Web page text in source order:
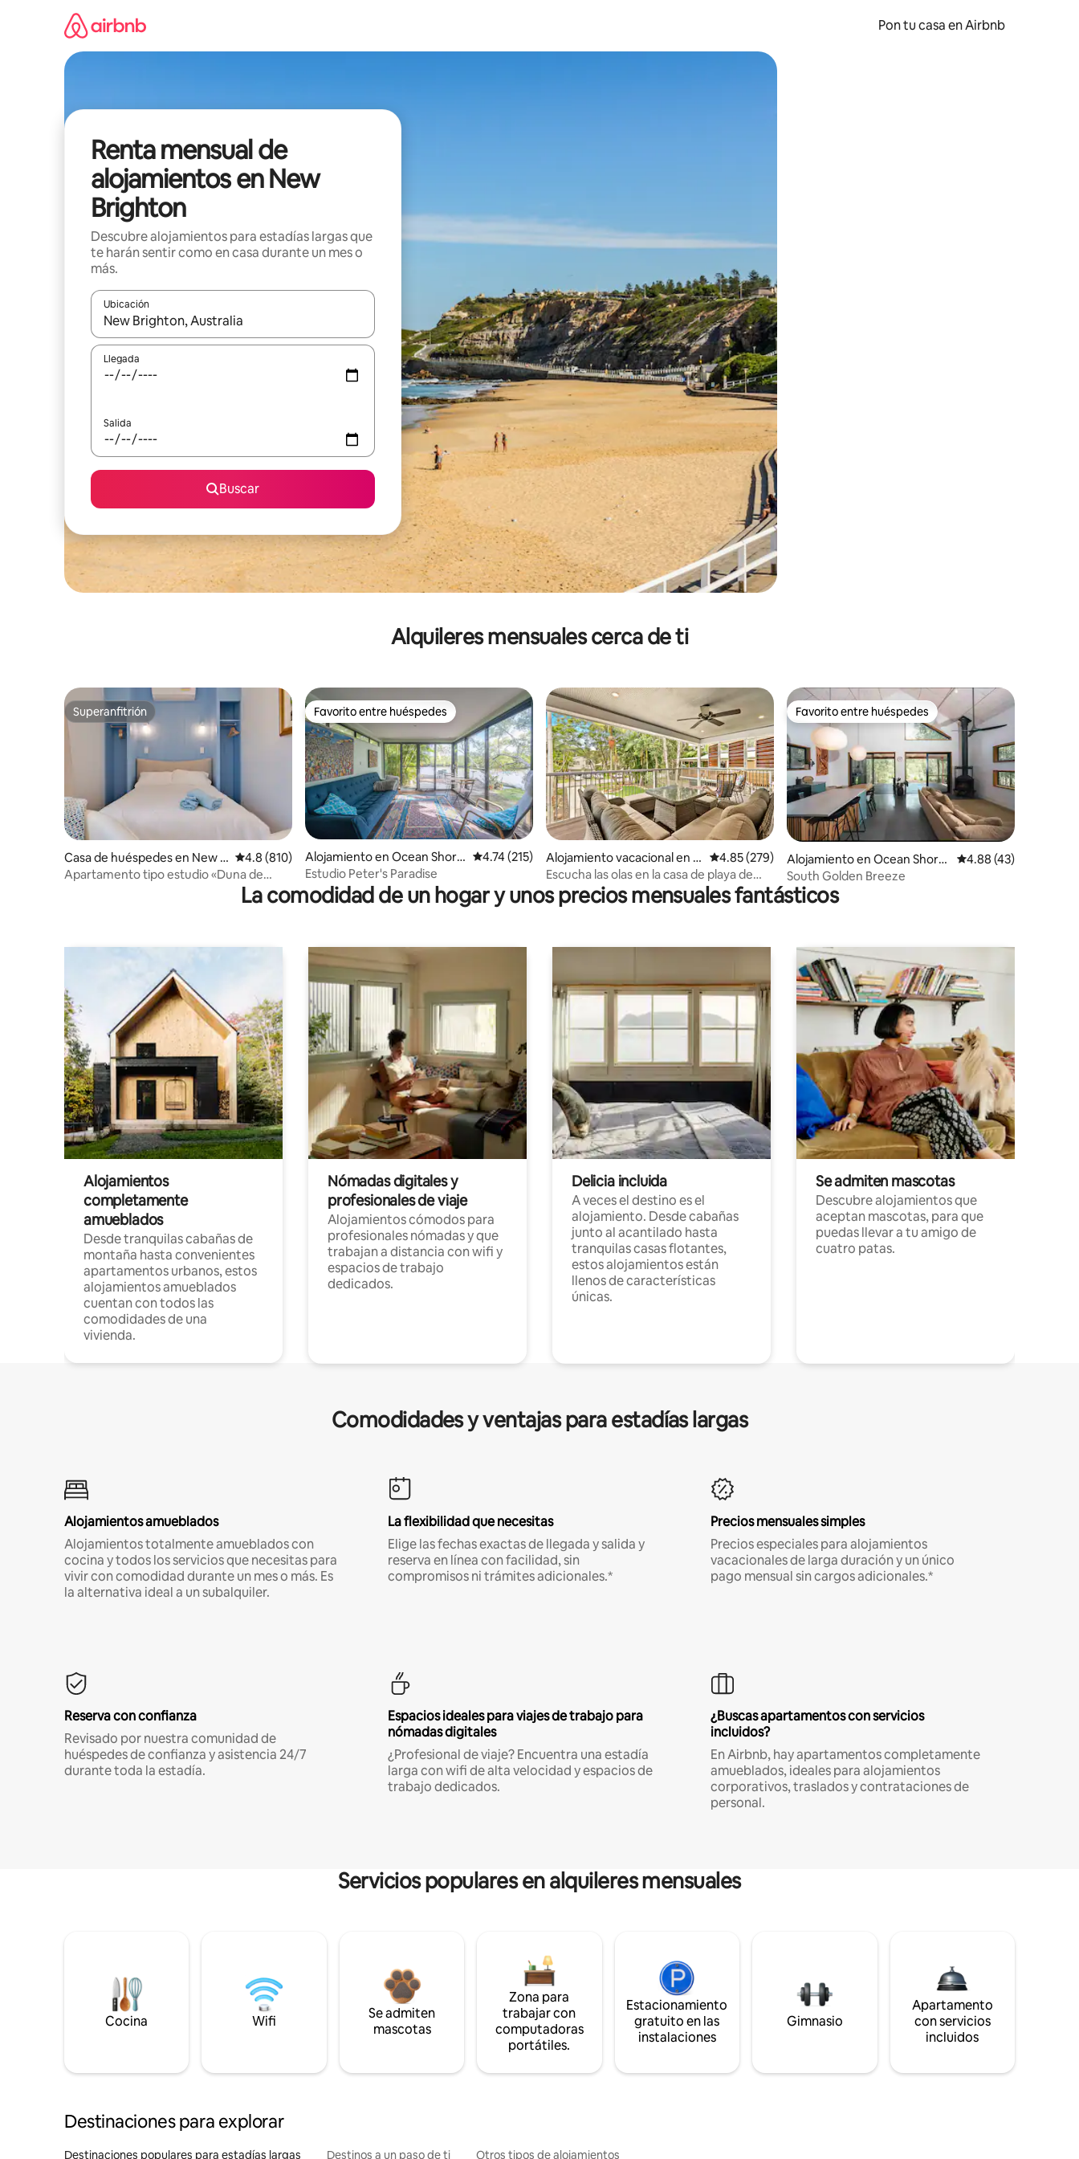
Pon tu casa en Airbnb
Renta mensual de
alojamientos en New
Brighton
Descubre alojamientos para estadías largas que
te harán sentir como en casa durante un mes o
más.
Ubicación
Cuando los resultados estén disponibles, navega con las teclas de flecha hacia arriba y hacia abajo o explora con el tacto o desliza el dedo.
Llegada
Salida
Buscar
Alquileres mensuales cerca de ti
Superanfitrión
Superanfitrión
Casa de huéspedes en New B
righton
Calificación promedio: 4.8 de 5, 810 reseñas
4.8 (810)
Apartamento tipo estudio «Duna de
Favorito entre huéspedes
Favorito entre huéspedes
Alojamiento en Ocean Shore
s
Calificación promedio: 4.74 de 5, 215 reseñas
4.74 (215)
Estudio Peter's Paradise
Alojamiento vacacional en N
ew Brighton
Calificación promedio: 4.85 de 5, 279 reseñas
4.85 (279)
Escucha las olas en la casa de playa de
New Brighton
Favorito entre huéspedes
Favorito entre huéspedes
Alojamiento en Ocean Shore
s
Calificación
4.88 (43)
South Golden Breeze
La comodidad de un hogar y unos precios mensuales fantásticos
Alojamientos
completamente
amueblados
Desde tranquilas cabañas de
montaña hasta convenientes
apartamentos urbanos, estos
alojamientos amueblados
cuentan con todos las
comodidades de una
vivienda.
Nómadas digitales y
profesionales de viaje
Alojamientos cómodos para
profesionales nómadas y que
trabajan a distancia con wifi y
espacios de trabajo
dedicados.
Delicia incluida
A veces el destino es el
alojamiento. Desde cabañas
junto al acantilado hasta
tranquilas casas flotantes,
estos alojamientos están
llenos de características
únicas.
Se admiten mascotas
Descubre alojamientos que
aceptan mascotas, para que
puedas llevar a tu amigo de
cuatro patas.
Comodidades y ventajas para estadías largas
Alojamientos amueblados
Alojamientos totalmente amueblados con
cocina y todos los servicios que necesitas para
vivir con comodidad durante un mes o más. Es
la alternativa ideal a un subalquiler.
La flexibilidad que necesitas
Elige las fechas exactas de llegada y salida y
reserva en línea con facilidad, sin
compromisos ni trámites adicionales.*
Precios mensuales simples
Precios especiales para alojamientos
vacacionales de larga duración y un único
pago mensual sin cargos adicionales.*
Reserva con confianza
Revisado por nuestra comunidad de
huéspedes de confianza y asistencia 24/7
durante toda la estadía.
Espacios ideales para viajes de trabajo para
nómadas digitales
¿Profesional de viaje? Encuentra una estadía
larga con wifi de alta velocidad y espacios de
trabajo dedicados.
¿Buscas apartamentos con servicios
incluidos?
En Airbnb, hay apartamentos completamente
amueblados, ideales para alojamientos
corporativos, traslados y contrataciones de
personal.
Servicios populares en alquileres mensuales
Cocina Wifi
Se admiten
mascotas
Zona para
trabajar con
computadoras
portátiles.
Estacionamiento
gratuito en las
instalaciones
Gimnasio
Apartamento
con servicios
incluidos
Destinaciones para explorar
Destinaciones populares para estadías largas Destinos a un paso de ti Otros tipos de alojamientos